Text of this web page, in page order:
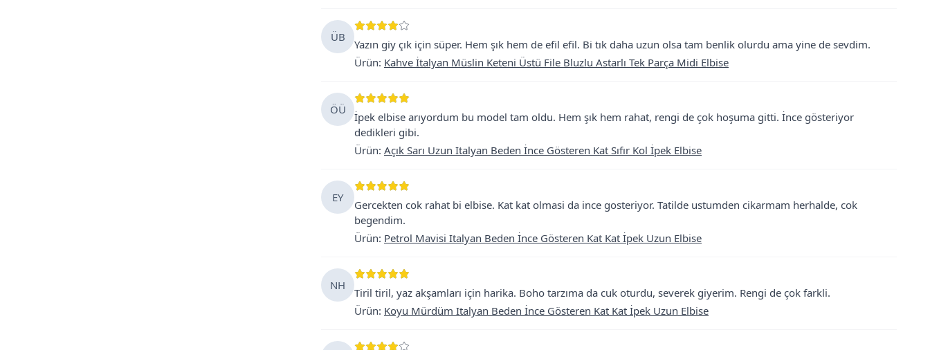
ÜB
Yazın giy çık için süper. Hem şık hem de efil efil. Bi tık daha uzun olsa tam benlik olurdu ama yine de sevdim.
Ürün: Kahve İtalyan Müslin Keteni Üstü File Bluzlu Astarlı Tek Parça Midi Elbise
ÖÜ
İpek elbise arıyordum bu model tam oldu. Hem şık hem rahat, rengi de çok hoşuma gitti. İnce gösteriyor
dedikleri gibi.
Ürün: Açık Sarı Uzun Italyan Beden İnce Gösteren Kat Sıfır Kol İpek Elbise
EY
Gercekten cok rahat bi elbise. Kat kat olmasi da ince gosteriyor. Tatilde ustumden cikarmam herhalde, cok
begendim.
Ürün: Petrol Mavisi Italyan Beden İnce Gösteren Kat Kat İpek Uzun Elbise
NH
Tiril tiril, yaz akşamları için harika. Boho tarzıma da cuk oturdu, severek giyerim. Rengi de çok farkli.
Ürün: Koyu Mürdüm Italyan Beden İnce Gösteren Kat Kat İpek Uzun Elbise